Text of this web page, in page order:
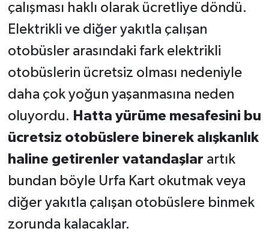
çalışması haklı olarak ücretliye döndü.
Elektrikli ve diğer yakıtla çalışan
otobüsler arasındaki fark elektrikli
otobüslerin ücretsiz olması nedeniyle
daha çok yoğun yaşanmasına neden
oluyordu. Hatta yürüme mesafesini bu
ücretsiz otobüslere binerek alışkanlık
haline getirenler vatandaşlar artık
bundan böyle Urfa Kart okutmak veya
diğer yakıtla çalışan otobüslere binmek
zorunda kalacaklar.